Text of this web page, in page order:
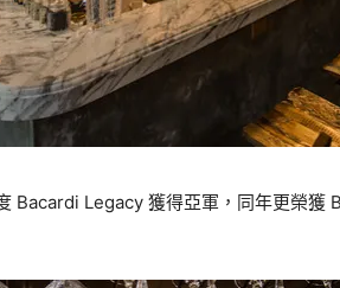
Bacardi Legacy 獲得亞軍，同年更榮